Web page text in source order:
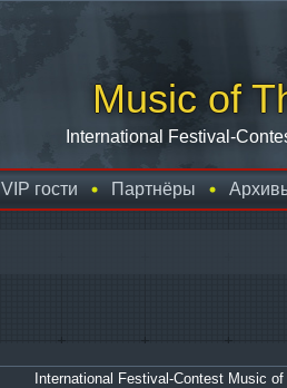
Music of
International Festival-
VIP гости Партнёры
International Festival-Contest Music